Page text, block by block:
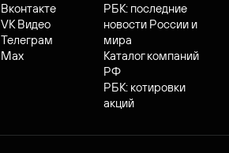
Вконтакте
VK Видео
Телеграм
Max
РБК: последние
новости России и
мира
Каталог компаний
РФ
РБК: котировки
акций